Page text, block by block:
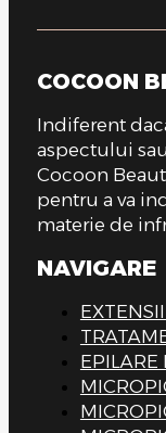
COCOON
Indiferent
aspectului
Cocoon
pentru a va
materie de
NAVIGARE
EPILARE